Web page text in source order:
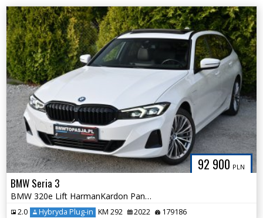
92 900 PLN
BMW Seria 3
BMW 320e Lift HarmanKardon Panorama Shadow Line Serwis ASO BMW Śliczna
2.0 Hybryda Plug-in KM 292 2022 179186